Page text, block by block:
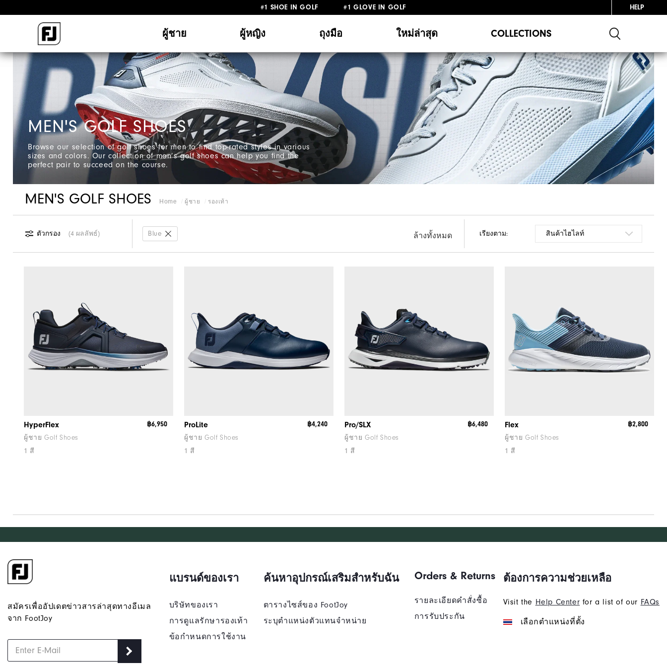
#1 SHOE IN GOLF #1 GLOVE IN GOLF HELP
ผู้ชาย ผู้หญิง ถุงมือ ใหม่ล่าสุด COLLECTIONS
MEN'S GOLF SHOES
Browse our selection of golf shoes for men to find top-rated styles in various
sizes and colors. Our collection of men’s golf shoes can help you find the
perfect pair to succeed on the course.
Home ผู้ชาย รองเท้า
MEN'S GOLF SHOES
ตัวกรอง 4 ผลลัพธ์ Blue ล้างทั้งหมด เรียงตาม:
HyperFlex
ผู้ชาย Golf Shoes
1 สี
฿6,950 ProLite
ผู้ชาย Golf Shoes
1 สี
฿4,240 Pro/SLX
ผู้ชาย Golf Shoes
1 สี
฿6,480 Flex
ผู้ชาย Golf Shoes
1 สี
฿2,800
สมัครเพื่ออัปเดตข่าวสารล่าสุดทางอีเมล
จาก FootJoy
แบรนด์ของเรา
บริษัทของเรา
การดูแลรักษารองเท้า
ข้อกำหนดการใช้งาน
ค้นหาอุปกรณ์เสริมสำหรับฉัน
ตารางไซส์ของ FootJoy
ระบุตําแหน่งตัวแทนจําหน่าย
Orders & Returns
รายละเอียดคำสั่งซื้อ
การรับประกัน
ต้องการความช่วยเหลือ
Visit the Help Center for a list of our FAQs
เลือกตำแหน่งที่ตั้ง